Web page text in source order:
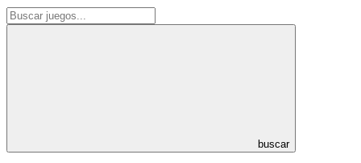
buscar